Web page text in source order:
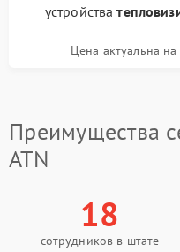
устройства
Цена актуальна
Преимущества
ATN
18
сотрудников в штате